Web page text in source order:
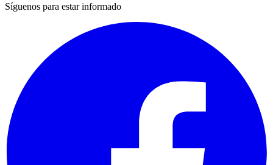
Síguenos para estar informado